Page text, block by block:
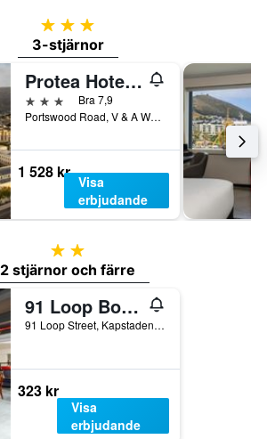
3 stjärnor
3-stjärnor
Protea Hotel by Marriott Cape Town Waterfront Breakwater Lodge
3 stjärnorBra 7,9
Portswood Road, V & A Waterfront, Kapstaden, Västra Kapprovinsen, Sydafrika
1 528 kr
Visa
erbjudande
2 stjärnor
2 stjärnor och färre
91 Loop Boutique Hostel
91 Loop Street, Kapstaden, Västra Kapprovinsen, Sydafrika
323 kr
Visa
erbjudande